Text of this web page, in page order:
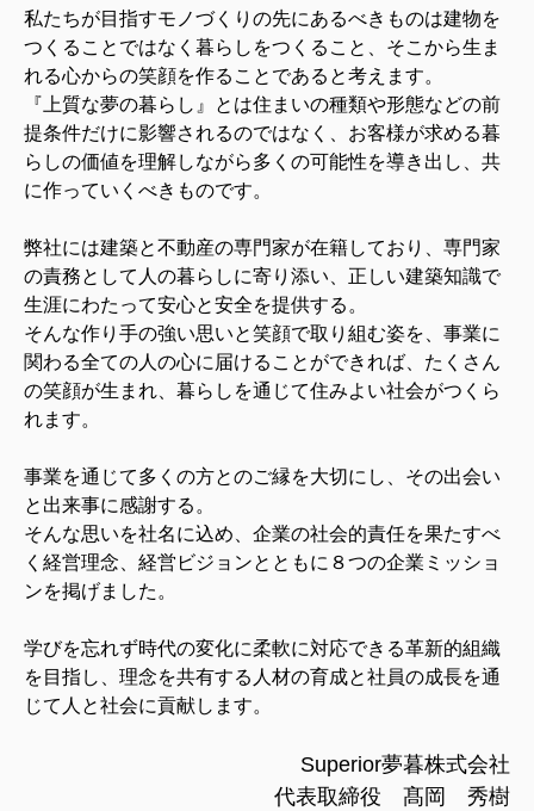
私たちが目指すモノづくりの先にあるべきものは建物を
つくることではなく暮らしをつくること、そこから生ま
れる心からの笑顔を作ることであると考えます。
『上質な夢の暮らし』とは住まいの種類や形態などの前
提条件だけに影響されるのではなく、お客様が求める暮
らしの価値を理解しながら多くの可能性を導き出し、共
に作っていくべきものです。
弊社には建築と不動産の専門家が在籍しており、専門家
の責務として人の暮らしに寄り添い、正しい建築知識で
生涯にわたって安心と安全を提供する。
そんな作り手の強い思いと笑顔で取り組む姿を、事業に
関わる全ての人の心に届けることができれば、たくさん
の笑顔が生まれ、暮らしを通じて住みよい社会がつくら
れます。
事業を通じて多くの方とのご縁を大切にし、その出会い
と出来事に感謝する。
そんな思いを社名に込め、企業の社会的責任を果たすべ
く経営理念、経営ビジョンとともに８つの企業ミッショ
ンを掲げました。
学びを忘れず時代の変化に柔軟に対応できる革新的組織
を目指し、理念を共有する人材の育成と社員の成⻑を通
じて人と社会に貢献します。
Superior夢暮株式会社
代表取締役 髙岡 秀樹